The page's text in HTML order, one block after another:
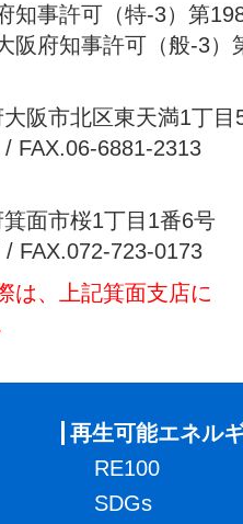
事許可（特-3）第
府知事許可（般-3）
阪市北区東天満1丁目
FAX.06-6881-2313
面市桜1丁目1番6号
FAX.072-723-0173
は、上記箕面支店に
再生可能エネル
RE100
SDGs